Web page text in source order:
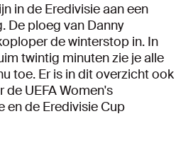
in de Eredivisie aan een
De ploeg van Danny
de winterstop in. In
twintig minuten zie je alle
toe. Er is in dit overzicht ook
UEFA Women's
en de Eredivisie Cup